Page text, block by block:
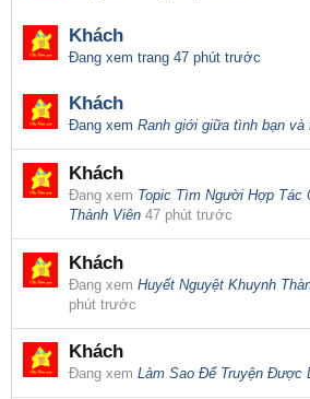
Khách
Đang xem trang 47 phút trước
Khách
Đang xem Ranh giới giữa tình bạn và
Khách
Đang xem Topic Tìm Người Hợp Tác
Thành Viên 47 phút trước
Khách
Đang xem Huyết Nguyệt Khuynh
phút trước
Khách
Đang xem Làm Sao Để Truyện Được